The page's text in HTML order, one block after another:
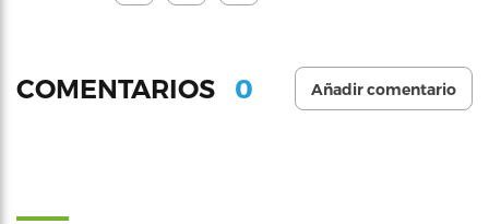
COMENTARIOS 0 Añadir comentario